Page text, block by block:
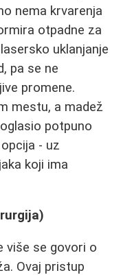
nema krvarenja
otpadne za
uklanjanje
pa se ne
promene.
mestu, a madež
potpuno
- uz
koji ima
više se govori o
Ovaj pristup